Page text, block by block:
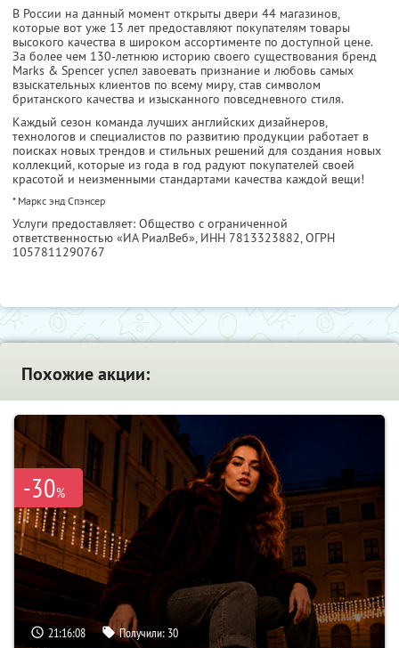
В России на данный момент открыты двери 44 магазинов,
которые вот уже 13 лет предоставляют покупателям товары
высокого качества в широком ассортименте по доступной цене.
За более чем 130-летнюю историю своего существования бренд
Marks & Spencer успел завоевать признание и любовь самых
взыскательных клиентов по всему миру, став символом
британского качества и изысканного повседневного стиля.
Каждый сезон команда лучших английских дизайнеров,
технологов и специалистов по развитию продукции работает в
поисках новых трендов и стильных решений для создания новых
коллекций, которые из года в год радуют покупателей своей
красотой и неизменными стандартами качества каждой вещи!
* Маркс энд Спэнсер
Услуги предоставляет: Общество с ограниченной
ответственностью «ИА РиалВеб», ИНН 7813323882, ОГРН
1057811290767
Похожие акции:
-30%
21:16:07 Получили: 30